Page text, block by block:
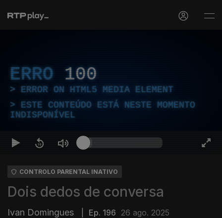
ERRO 100
ERROR ON HTML5 MEDIA ELEMENT
ESTE CONTEÚDO ESTÁ NESTE MOMENTO
INDISPONÍVEL
CONTROLO PARENTAL INATIVO
Dois dedos de conversa
Ivan Domingues Ep. 196 26 ago. 2025